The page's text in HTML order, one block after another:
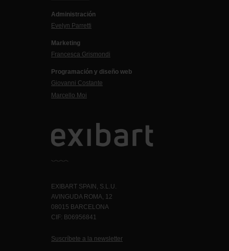
Administración
Evelyn Parretti
Marketing
Francesca Grismondi
Programación y diseño web
Giovanni Costante
Marcello Moi
EXIBART SPAIN, S.L.U.
AVINGUDA ROMA, 12
08015 BARCELONA
CIF: B06956841
Suscríbete a la newsletter